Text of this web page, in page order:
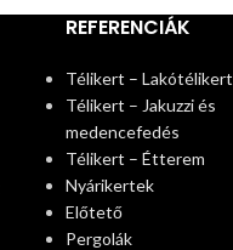
REFERENCIÁK
Télikert – Lakótélikert
Télikert – Jakuzzi és
medencefedés
Télikert – Étterem
Nyárikertek
Előtető
Pergolák